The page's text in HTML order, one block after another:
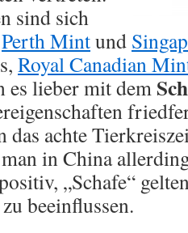
sind sich
Perth Mintund
Royal Canadian
es lieber mit dem
das achte
in China
„Schafe“
beeinflussen.